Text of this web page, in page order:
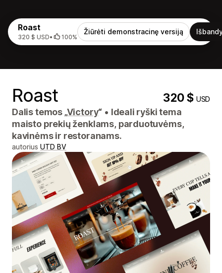
Roast
320 $ USD• 100%
Žiūrėti demonstracinę versiją
Roast 320 $USD
Dalis temos „Victory“ • Ideali ryški tema
maisto prekių ženklams, parduotuvėms,
kavinėms ir restoranams.
autorius UTD BV